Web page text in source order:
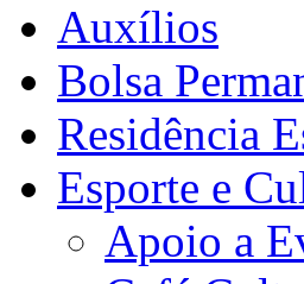
Auxílios
Bolsa
Residência
Esporte e
Apoio a